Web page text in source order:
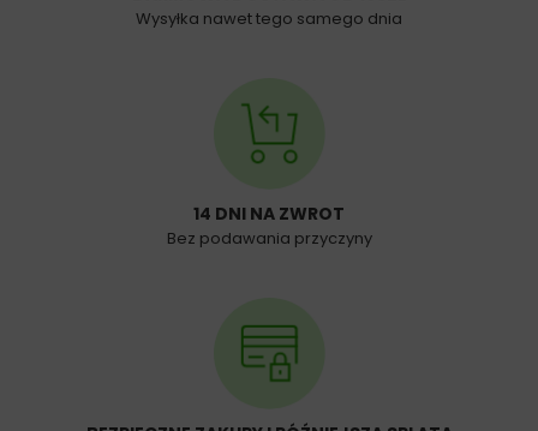
Wysyłka nawet tego samego dnia
14 DNI NA ZWROT
Bez podawania przyczyny